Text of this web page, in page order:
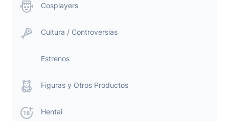
Cosplayers
Cultura / Controversias
Estrenos
Figuras y Otros Productos
Hentai